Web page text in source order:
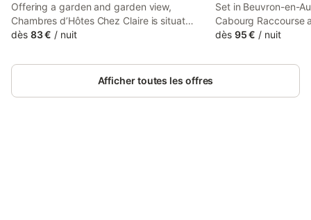
Offering a garden and garden view,
Chambres d’Hôtes Chez Claire is situated
in Beuvron-en-Auge, 14 km from
Cabourg Casino.
dès 83 € / nuit
Set in Beuvron-en-
Cabourg Raccourse
Cabourg Casino, Le
free private parking
dès 95 € / nuit
Afficher toutes les offres